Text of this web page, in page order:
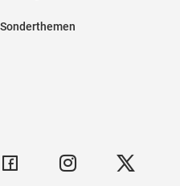
Sonderthemen